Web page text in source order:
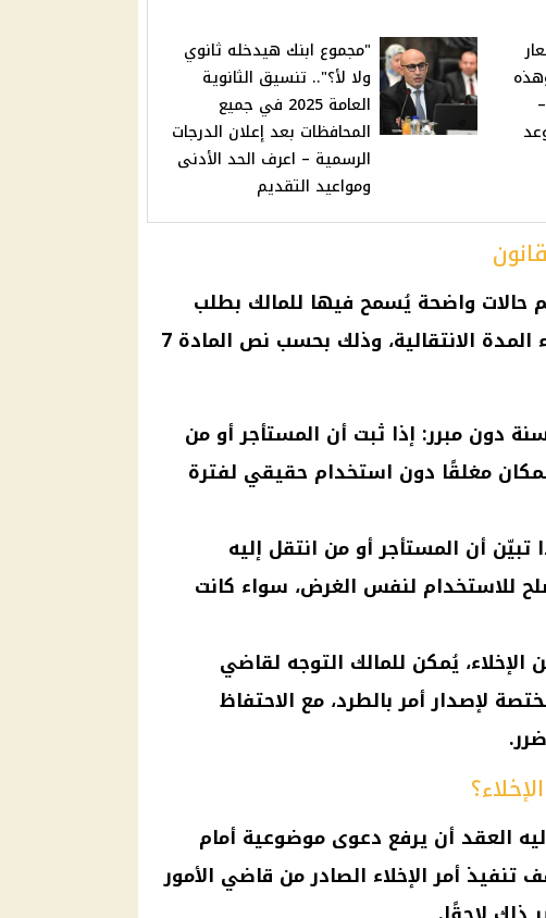
–
"مجموع ابنك هيدخله ثانوي
ولا لأ؟".. تنسيق الثانوية
العامة 2025 في جميع
المحافظات بعد إعلان الدرجات
الرسمية – اعرف الحد الأدنى
ومواعيد التقديم
حالات واضحة يُسمح فيها للمالك بطلب
المدة الانتقالية، وذلك بحسب نص المادة 7
دون مبرر: إذا ثبت أن المستأجر أو من
مغلقًا دون استخدام حقيقي لفترة
تبيّن أن المستأجر أو من انتقل إليه
للاستخدام لنفس الغرض، سواء كانت
يُمكن للمالك التوجه لقاضي
لإصدار أمر بالطرد، مع الاحتفاظ
العقد أن يرفع دعوى موضوعية أمام
أمر الإخلاء الصادر من قاضي الأمور